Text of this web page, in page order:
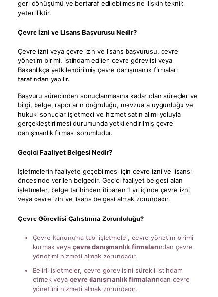
geri dönüşümü ve bertaraf edilebilmesine ilişkin teknik
yeterliliktir.
Çevre İzni ve Lisans Başvurusu Nedir?
Çevre izni veya çevre izin ve lisans başvurusu, çevre
yönetim birimi, istihdam edilen çevre görevlisi veya
Bakanlıkça yetkilendirilmiş çevre danışmanlık firmaları
tarafından yapılır.
Başvuru sürecinden sonuçlanmasına kadar olan süreçler ve
bilgi, belge, raporların doğruluğu, mevzuata uygunluğu ve
hukuki sonuçlar işletmeci ve hizmet satın alımı yoluyla
gerçekleştirilmesi durumunda yetkilendirilmiş çevre
danışmanlık firması sorumludur.
Geçici Faaliyet Belgesi Nedir?
İşletmelerin faaliyete geçebilmesi için çevre izni ve lisansı
öncesinde verilen belgedir. Geçici faaliyet belgesi alan
işletmeler, belge tarihinden itibaren 1 yıl içinde çevre izni
veya çevre izin ve lisans belgesi almak zorundadır.
Çevre Görevlisi Çalıştırma Zorunluluğu?
Çevre Kanunu’na tabi işletmeler, çevre yönetim birimi
kurmak veya çevre danışmanlık firmalarından çevre
yönetimi hizmeti almak zorundadır.
Belirli işletmeler, çevre görevlisini sürekli istihdam
etmek veya çevre danışmanlık firmalarından çevre
yönetimi hizmeti almak zorundadır.